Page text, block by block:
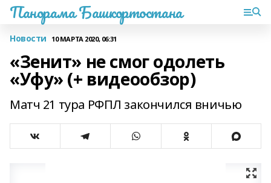
Панорама Башкортостана
Новости 10 МАРТА 2020, 06:31
«Зенит» не смог одолеть
«Уфу» (+ видеообзор)
Матч 21 тура РФПЛ закончился вничью